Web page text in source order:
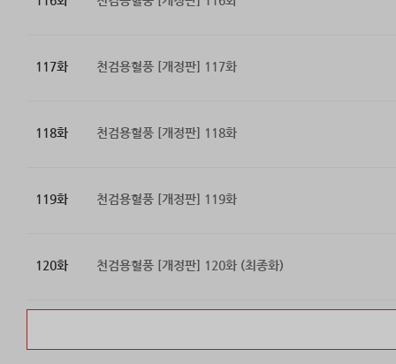
117화 천검용혈풍 [개정판] 117화
118화 천검용혈풍 [개정판] 118화
119화 천검용혈풍 [개정판] 119화
120화 천검용혈풍 [개정판] 120화 (최종화)